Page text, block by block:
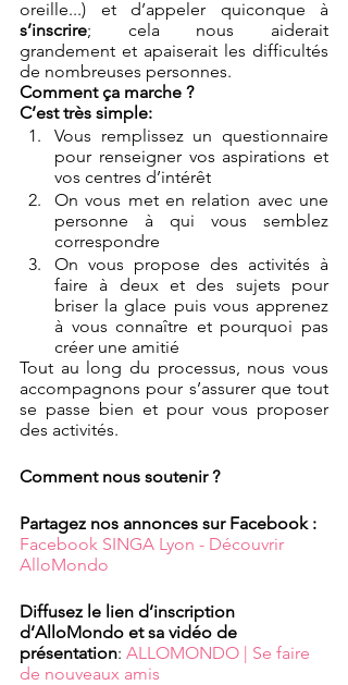
s’inscrire; cela nous aiderait
grandement et apaiserait les difficultés
de nombreuses personnes.
Comment ça marche ?
C’est très simple:
Vous remplissez un questionnaire
pour renseigner vos aspirations et
vos centres d’intérêt
On vous met en relation avec une
personne à qui vous semblez
correspondre
On vous propose des activités à
faire à deux et des sujets pour
briser la glace puis vous apprenez
à vous connaître et pourquoi pas
créer une amitié
Tout au long du processus, nous vous
accompagnons pour s’assurer que tout
se passe bien et pour vous proposer
des activités.
Comment nous soutenir ?
Partagez nos annonces sur Facebook :
Facebook SINGA Lyon - Découvrir
AlloMondo
Diffusez le lien d’inscription
d’AlloMondo et sa vidéo de
présentation: ALLOMONDO | Se faire
de nouveaux amis